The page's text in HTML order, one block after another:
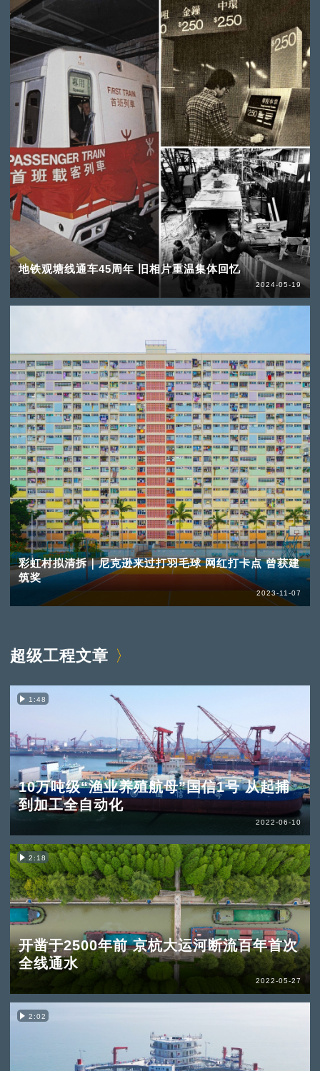
地铁观塘线通车45周年 旧相片重温集体回忆
2024-05-19
彩虹村拟清拆｜尼克逊来过打羽毛球 网红打卡点 曾获建
筑奖
2023-11-07
超级工程文章
1:48
10万吨级“渔业养殖航母”国信1号 从起捕
到加工全自动化
2022-06-10
2:18
开凿于2500年前 京杭大运河断流百年首次
全线通水
2022-05-27
2:02